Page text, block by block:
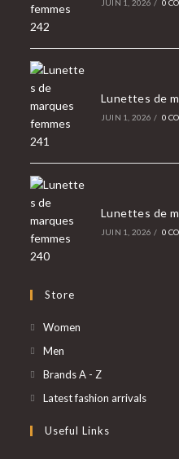
JUIN 1, 2026 / 0
Lunettes de
JUIN 1, 2026 / 0
Lunettes de
JUIN 1, 2026 / 0
Store
Women
Men
dans
onglet
Brands A - ZS’ouvre
dans
nouvel
Latest fashion arrivalsS’ouvre
Useful Links